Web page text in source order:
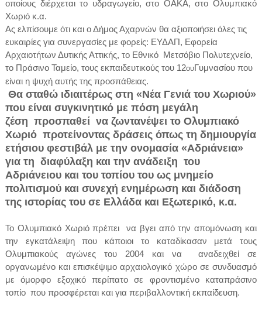
οποίους διέρχεται το υδραγωγείο, στο ΟΑΚΑ, στο Ολυμπιακό
Χωριό κ.α.
Ας ελπίσουμε ότι και ο Δήμος Αχαρνών θα αξιοποιήσει όλες τις
ευκαιρίες για συνεργασίες με φορείς: ΕΥΔΑΠ, Εφορεία
Αρχαιοτήτων Δυτικής Αττικής, το Εθνικό Μετσόβιο Πολυτεχνείο,
το Πράσινο Ταμείο, τους εκπαιδευτικούς του 12ουΓυμνασίου που
είναι η ψυχή αυτής της προσπάθειας.
Θα σταθώ ιδιαιτέρως στη «Νέα Γενιά του Χωριού»
που είναι συγκινητικό με πόση μεγάλη
ζέση προσπαθεί να ζωντανέψει το Ολυμπιακό
Χωριό προτείνοντας δράσεις όπως τη δημιουργία
ετήσιου φεστιβάλ με την ονομασία «Αδριάνεια»
για τη διαφύλαξη και την ανάδειξη του
Αδριάνειου και του τοπίου του ως μνημείο
πολιτισμού και συνεχή ενημέρωση και διάδοση
της ιστορίας του σε Ελλάδα και Εξωτερικό, κ.α.
Το Ολυμπιακό Χωριό πρέπει να βγει από την απομόνωση και
την εγκατάλειψη που κάποιοι το καταδίκασαν μετά τους
Ολυμπιακούς αγώνες του 2004 και να αναδειχθεί σε
οργανωμένο και επισκέψιμο αρχαιολογικό χώρο σε συνδυασμό
με όμορφο εξοχικό περίπατο σε φροντισμένο καταπράσινο
τοπίο που προσφέρεται και για περιβαλλοντική εκπαίδευση.